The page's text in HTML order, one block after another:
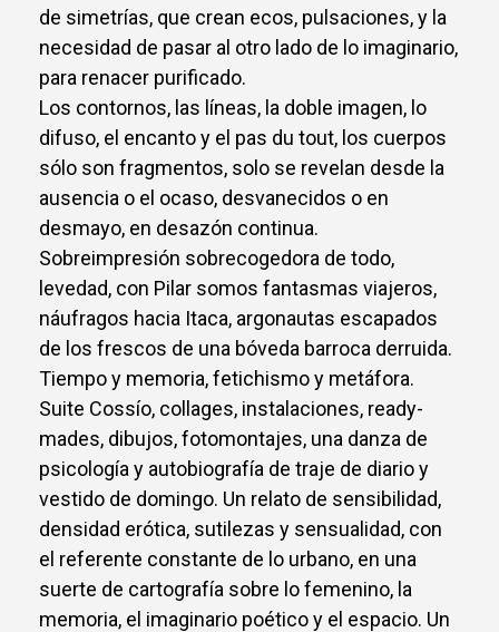
de simetrías, que crean ecos, pulsaciones, y la
necesidad de pasar al otro lado de lo imaginario,
para renacer purificado.
Los contornos, las líneas, la doble imagen, lo
difuso, el encanto y el pas du tout, los cuerpos
sólo son fragmentos, solo se revelan desde la
ausencia o el ocaso, desvanecidos o en
desmayo, en desazón continua.
Sobreimpresión sobrecogedora de todo,
levedad, con Pilar somos fantasmas viajeros,
náufragos hacia Itaca, argonautas escapados
de los frescos de una bóveda barroca derruida.
Tiempo y memoria, fetichismo y metáfora.
Suite Cossío, collages, instalaciones, ready-
mades, dibujos, fotomontajes, una danza de
psicología y autobiografía de traje de diario y
vestido de domingo. Un relato de sensibilidad,
densidad erótica, sutilezas y sensualidad, con
el referente constante de lo urbano, en una
suerte de cartografía sobre lo femenino, la
memoria, el imaginario poético y el espacio. Un